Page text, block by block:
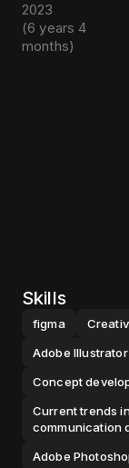
2023
(6 years 4
months)
Skills
figma
Adobe Illustrator
Concept
Current trends
communication
Adobe